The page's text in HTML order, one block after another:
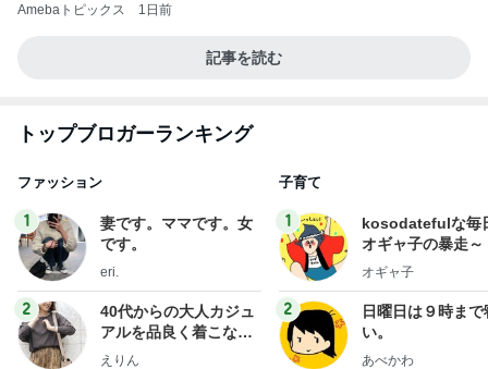
Amebaトピックス 1日前
記事を読む
トップブロガーランキング
ファッション
1
妻です。ママです。女
です。
eri.
2
40代からの大人カジュ
アルを品良く着こなす
ファッションブログ
えりん
子育て
1
kosodatefulな毎
オギャ子の暴走～
オギャ子
2
日曜日は９時まで
い。
あべかわ